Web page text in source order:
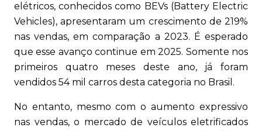
elétricos, conhecidos como BEVs (Battery Electric
Vehicles), apresentaram um crescimento de 219%
nas vendas, em comparação a 2023. É esperado
que esse avanço continue em 2025. Somente nos
primeiros quatro meses deste ano, já foram
vendidos 54 mil carros desta categoria no Brasil.
No entanto, mesmo com o aumento expressivo
nas vendas, o mercado de veículos eletrificados